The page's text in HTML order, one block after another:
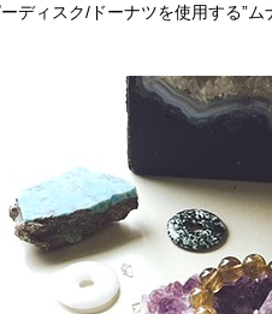
ーディスク/ドーナツを使用する”ム